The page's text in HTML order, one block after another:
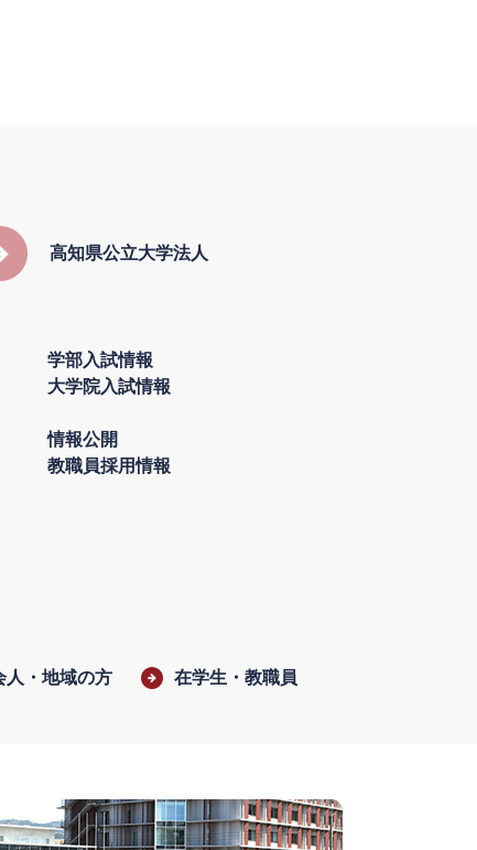
高知県公立大学法人
学部入試情報
大学院入試情報
情報公開
教職員採用情報
人・地域の方 在学生・教職員